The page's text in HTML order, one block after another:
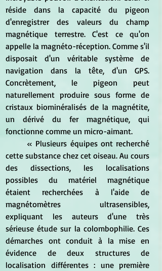
réside dans la capacité du pigeon
d'enregistrer des valeurs du champ
magnétique terrestre. C'est ce qu'on
appelle la magnéto-réception. Comme s'il
disposait d'un véritable système de
navigation dans la tête, d'un GPS.
Concrètement, le pigeon peut
naturellement produire sous forme de
cristaux biominéralisés de la magnétite,
un dérivé du fer magnétique, qui
fonctionne comme un micro-aimant.
cette substance chez cet oiseau. Au cours
des dissections, les localisations
possibles du matériel magnétique
étaient recherchées à l'aide de
magnétomètres ultrasensibles,
expliquant les auteurs d'une très
sérieuse étude sur la colombophilie. Ces
démarches ont conduit à la mise en
évidence de deux structures de
localisation différentes : une première